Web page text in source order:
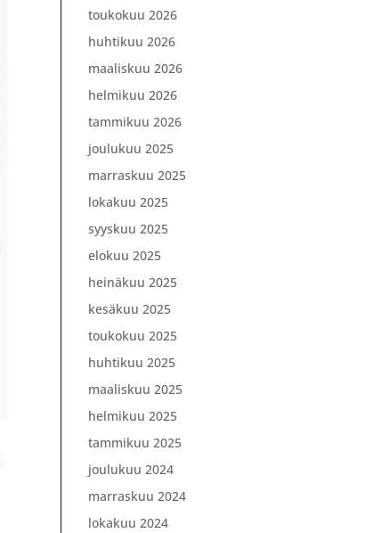
toukokuu 2026
huhtikuu 2026
maaliskuu 2026
helmikuu 2026
tammikuu 2026
joulukuu 2025
marraskuu 2025
lokakuu 2025
syyskuu 2025
elokuu 2025
heinäkuu 2025
kesäkuu 2025
toukokuu 2025
huhtikuu 2025
maaliskuu 2025
helmikuu 2025
tammikuu 2025
joulukuu 2024
marraskuu 2024
lokakuu 2024